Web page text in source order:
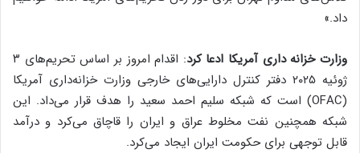
داد.»
وزارت خزانه داری آمریکا ادعا کرد
: اقدام امروز بر اساس تحریم‌های ۳
ژوئیه ۲۰۲۵ دفتر کنترل دارایی‌های خارجی وزارت خزانه‌داری آمریکا
(OFAC) است که شبکه سلیم احمد سعید را هدف قرار می‌داد. این
شبکه همچنین نفت مخلوط عراق و ایران را قاچاق می‌کرد و درآمد
قابل توجهی برای حکومت ایران ایجاد می‌کرد.